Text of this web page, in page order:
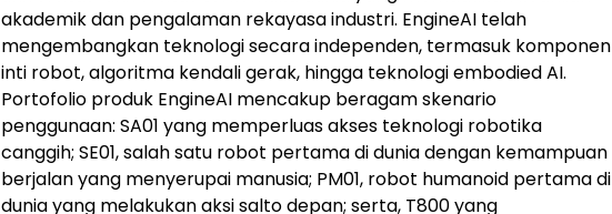
akademik dan pengalaman rekayasa industri. EngineAI telah
mengembangkan teknologi secara independen, termasuk komponen
inti robot, algoritma kendali gerak, hingga teknologi embodied AI.
Portofolio produk EngineAI mencakup beragam skenario
penggunaan: SA01 yang memperluas akses teknologi robotika
canggih; SE01, salah satu robot pertama di dunia dengan kemampuan
berjalan yang menyerupai manusia; PM01, robot humanoid pertama di
dunia yang melakukan aksi salto depan; serta, T800 yang